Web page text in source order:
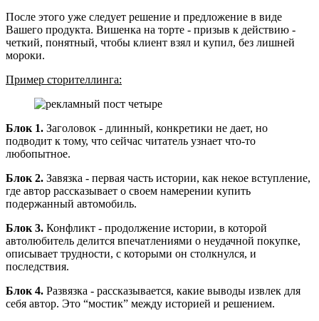
После этого уже следует решение и предложение в виде
Вашего продукта. Вишенка на торте - призыв к действию -
четкий, понятный, чтобы клиент взял и купил, без лишней
мороки.
Пример сторителлинга:
Блок 1. Заголовок - длинный, конкретики не дает, но
подводит к тому, что сейчас читатель узнает что-то
любопытное.
Блок 2. Завязка - первая часть истории, как некое вступление,
где автор рассказывает о своем намерении купить
подержанный автомобиль.
Блок 3. Конфликт - продолжение истории, в которой
автолюбитель делится впечатлениями о неудачной покупке,
описывает трудности, с которыми он столкнулся, и
последствия.
Блок 4. Развязка - рассказывается, какие выводы извлек для
себя автор. Это “мостик” между историей и решением.